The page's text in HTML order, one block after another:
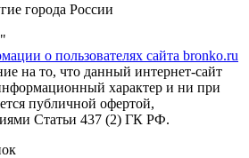
города России
о пользователях сайта bronko.ru
на то, что данный интернет-сайт
характер и ни при
публичной офертой,
Статьи 437 (2) ГК РФ.